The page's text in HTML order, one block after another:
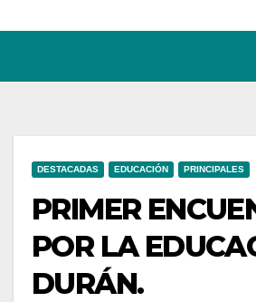
DESTACADAS EDUCACIÓN PRINCIPALES
PRIMER
POR LA
DURÁN.